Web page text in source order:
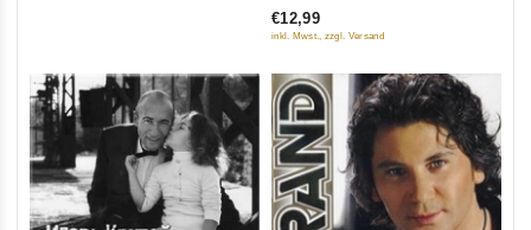
5
издание)
€12,99
inkl. Mwst., zzgl. Versand